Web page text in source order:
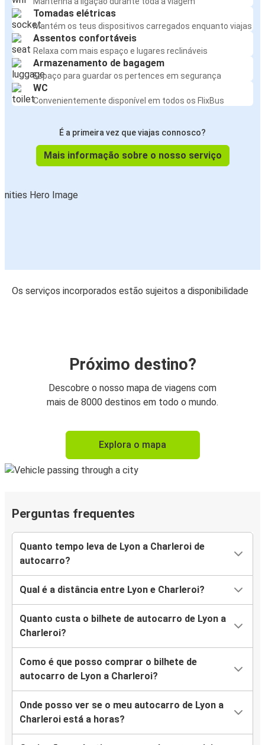
Tomadas elétricas
Mantém os teus dispositivos carregados enquanto viajas
Assentos confortáveis
Relaxa com mais espaço e lugares reclináveis
Armazenamento de bagagem
Espaço para guardar os pertences em segurança
WC
Convenientemente disponível em todos os FlixBus
É a primeira vez que viajas connosco?
Mais informação sobre o nosso serviço
Os serviços incorporados estão sujeitos a disponibilidade
Próximo destino?
Descobre o nosso mapa de viagens com
mais de 8000 destinos em todo o mundo.
Explora o mapa
Perguntas frequentes
Quanto tempo leva de Lyon a Charleroi de
autocarro?
Qual é a distância entre Lyon e Charleroi?
Quanto custa o bilhete de autocarro de Lyon a
Charleroi?
Como é que posso comprar o bilhete de
autocarro de Lyon a Charleroi?
Onde posso ver se o meu autocarro de Lyon a
Charleroi está a horas?